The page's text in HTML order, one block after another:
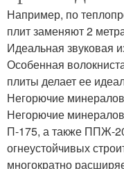
Например, по
плит заменяют 2
Идеальная звуковая
Особенная
плиты делает ее
Негорючие
Негорючие
П-175, а также ППЖ-
огнеустойчивых
многократно